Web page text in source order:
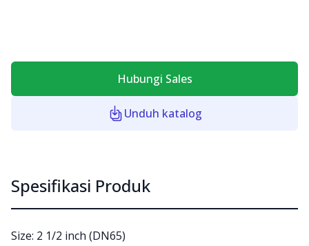
Hubungi Sales
Unduh katalog
Spesifikasi Produk
Size: 2 1/2 inch (DN65)